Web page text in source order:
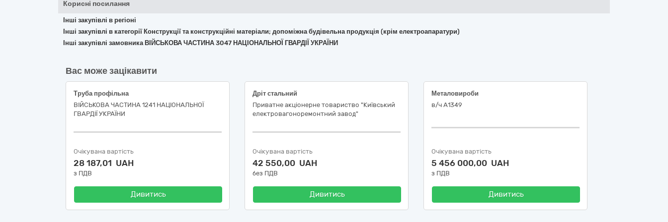
Корисні посилання
Інші закупівлі в регіоні
Інші закупівлі в категорії Конструкції та конструкційні матеріали; допоміжна будівельна продукція (крім електроапаратури)
Інші закупівлі замовника ВІЙСЬКОВА ЧАСТИНА 3047 НАЦІОНАЛЬНОЇ ГВАРДІЇ УКРАЇНИ
Вас може зацікавити
Труба профільна
ВІЙСЬКОВА ЧАСТИНА 1241 НАЦІОНАЛЬНОЇ
ГВАРДІЇ УКРАЇНИ
Очікувана вартість
28 187,01 UAH
з ПДВ
Дивитись
Дріт стальний
Приватне акціонерне товариство "Київський
електровагоноремонтний завод"
Очікувана вартість
42 550,00 UAH
без ПДВ
Дивитись
Металовироби
в/ч А1349
Очікувана вартість
5 456 000,00 UAH
з ПДВ
Дивитись